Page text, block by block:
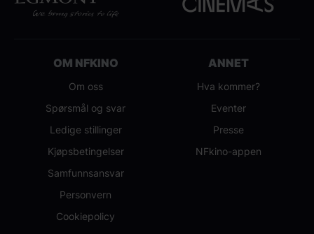
OM NFKINO
Om oss
Spørsmål og svar
Ledige stillinger
Kjøpsbetingelser
Samfunnsansvar
Personvern
Cookiepolicy
ANNET
Hva kommer?
Eventer
Presse
NFkino-appen